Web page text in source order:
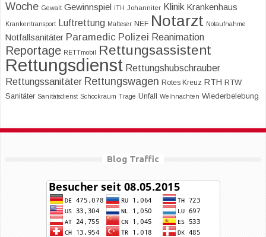
Woche Gewalt Gewinnspiel ITH Johanniter Klinik Krankenhaus
Krankentransport Luftrettung Malteser NEF Notarzt Notaufnahme
Notfallsanitäter Paramedic Polizei Reanimation
Reportage RETTmobil Rettungsassistent
Rettungsdienst Rettungshubschrauber
Rettungssanitäter Rettungswagen Rotes Kreuz RTH RTW
Sanitäter Sanitätsdienst Schockraum Trage Unfall Weihnachten Wiederbelebung
Blog Traffic